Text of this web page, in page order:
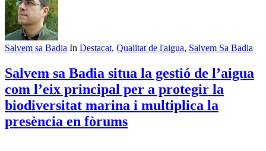
Salvem sa Badia In Destacat, Qualitat de l'aigua, Salvem Sa Badia
Salvem sa Badia situa la gestió de l’aigua
com l’eix principal per a protegir la
biodiversitat marina i multiplica la
presència en fòrums